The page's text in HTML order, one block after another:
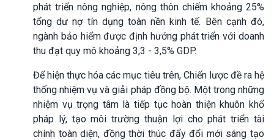
phát triển nông nghiệp, nông thôn chiếm khoảng 25%
tổng dư nợ tín dụng toàn nền kinh tế. Bên cạnh đó,
ngành bảo hiểm được định hướng phát triển với doanh
thu đạt quy mô khoảng 3,3 - 3,5% GDP.
Để hiện thực hóa các mục tiêu trên, Chiến lược đề ra hệ
thống nhiệm vụ và giải pháp đồng bộ. Một trong những
nhiệm vụ trọng tâm là tiếp tục hoàn thiện khuôn khổ
pháp lý, tạo môi trường thuận lợi cho phát triển tài
chính toàn diện, đồng thời thúc đẩy đổi mới sáng tạo